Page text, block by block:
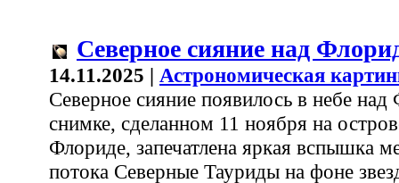
Северное сияние над
14.11.2025 | Астрономическая
Северное сияние появилось в небе
снимке, сделанном 11 ноября на
Флориде, запечатлена яркая вспышка
потока Северные Тауриды на фоне